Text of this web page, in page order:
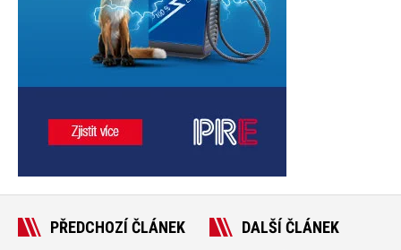
PŘEDCHOZÍ ČLÁNEK DALŠÍ ČLÁNEK